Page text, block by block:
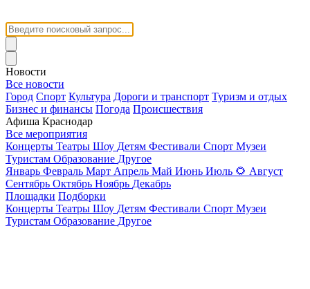
Новости
Все новости
Город Спорт Культура Дороги и транспорт Туризм и отдых
Бизнес и финансы Погода Происшествия
Афиша Краснодар
Все мероприятия
Концерты Театры Шоу Детям Фестивали Спорт Музеи
Туристам Образование Другое
Январь Февраль Март Апрель Май Июнь Июль 🌻 Август
Сентябрь Октябрь Ноябрь Декабрь
Площадки Подборки
Концерты Театры Шоу Детям Фестивали Спорт Музеи
Туристам Образование Другое